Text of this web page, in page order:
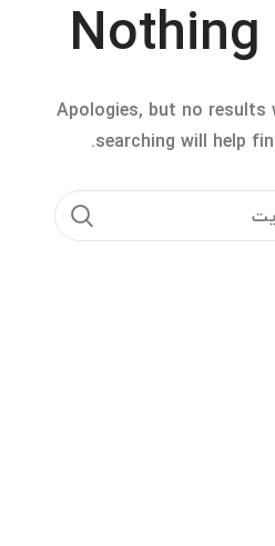
Apologies, but no results
searching will help